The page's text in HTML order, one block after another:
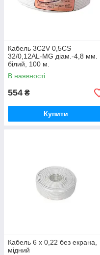
Кабель 3С2V 0,5СS
32/0,12AL-MG діам.-4,8 мм.
білий, 100 м.
В наявності
554 ₴
Купити
Кабель 6 х 0,22 без екрана,
мідний